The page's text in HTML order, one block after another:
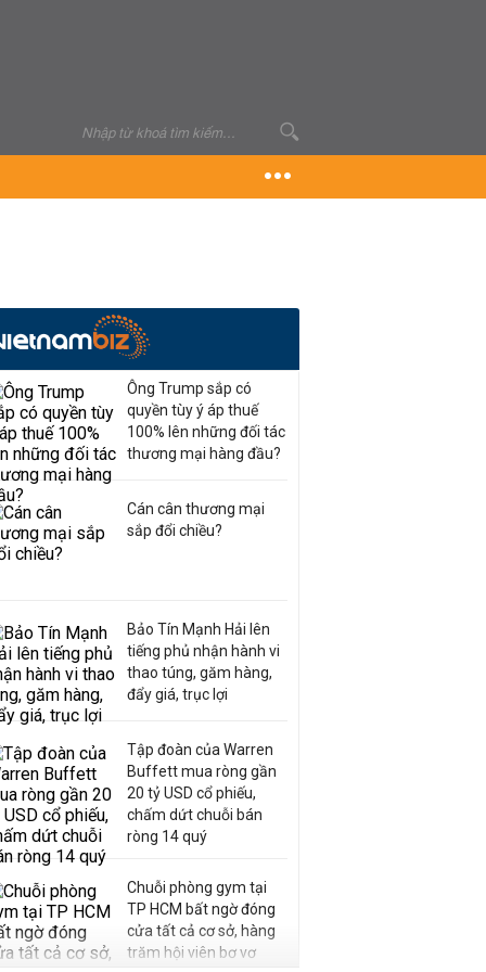
Ông Trump sắp có
quyền tùy ý áp thuế
100% lên những đối tác
thương mại hàng đầu?
Cán cân thương mại
sắp đổi chiều?
Bảo Tín Mạnh Hải lên
tiếng phủ nhận hành vi
thao túng, găm hàng,
đẩy giá, trục lợi
Tập đoàn của Warren
Buffett mua ròng gần
20 tỷ USD cổ phiếu,
chấm dứt chuỗi bán
ròng 14 quý
Chuỗi phòng gym tại
TP HCM bất ngờ đóng
cửa tất cả cơ sở, hàng
trăm hội viên bơ vơ